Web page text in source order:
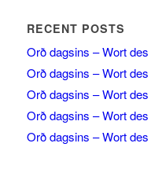
RECENT POSTS
Orð dagsins – Wort des
Orð dagsins – Wort des
Orð dagsins – Wort des
Orð dagsins – Wort des
Orð dagsins – Wort des